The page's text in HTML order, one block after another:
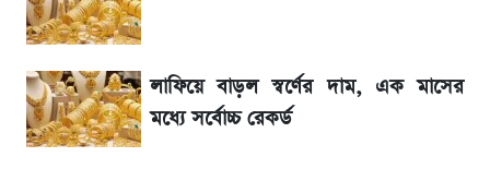
জেনে নিন আজকের সোনা ও রুপার সর্বশেষ দাম
আগামীকালই স্পষ্ট হবে এসএসসি ফল প্রকাশের
তারিখ
লাফিয়ে বাড়ল স্বর্ণের দাম, এক মাসের
মধ্যে সর্বোচ্চ রেকর্ড